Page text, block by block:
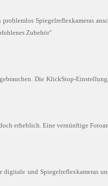
Spiegelreflexkameras
Zubehör"
Die KlickStop-
erheblich. Eine vernünftige
und Spiegelreflexkameras